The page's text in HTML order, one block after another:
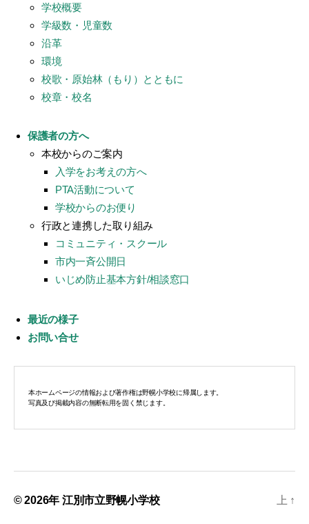
学校概要
学級数・児童数
沿革
環境
校歌・原始林（もり）とともに
校章・校名
保護者の方へ
本校からのご案内
入学をお考えの方へ
PTA活動について
学校からのお便り
行政と連携した取り組み
コミュニティ・スクール
市内一斉公開日
いじめ防止基本方針/相談窓口
最近の様子
お問い合せ
本ホームページの情報および著作権は野幌小学校に帰属します。
写真及び掲載内容の無断転用を固く禁じます。
© 2026年 江別市立野幌小学校 上 ↑